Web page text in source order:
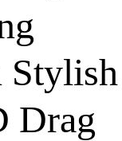
Stylish
Drag